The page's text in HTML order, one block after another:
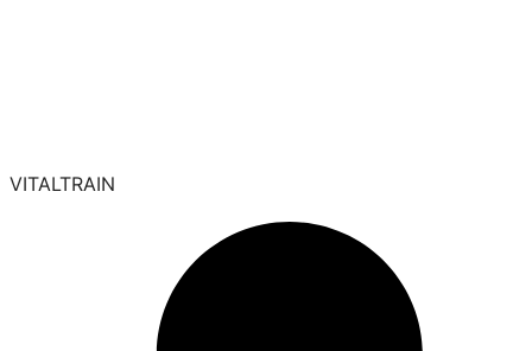
VITALTRAIN